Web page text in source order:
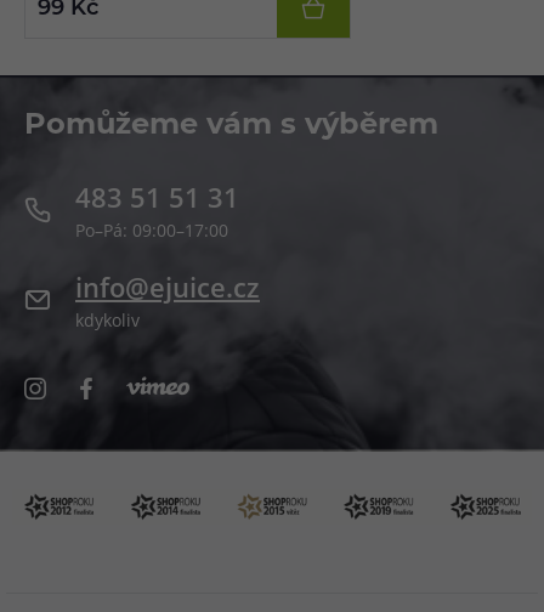
99 Kč
Pomůžeme vám s výběrem
483 51 51 31
Po–Pá: 09:00–17:00
info@ejuice.cz
kdykoliv